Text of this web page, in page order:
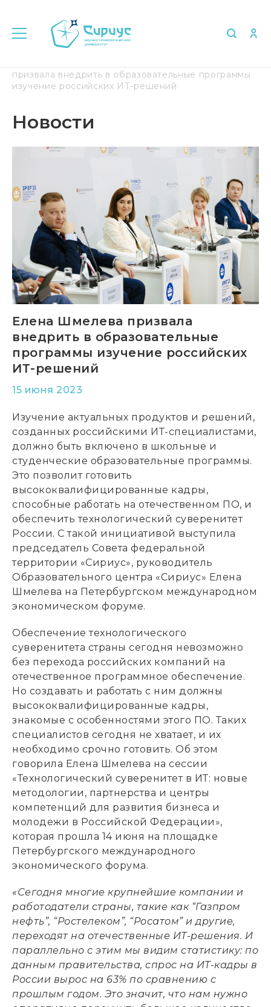
призвала внедрить в образовательные программы
изучение российских ИТ-решений
Новости
Елена Шмелева призвала
внедрить в образовательные
программы изучение российских
ИТ-решений
15 июня 2023
Изучение актуальных продуктов и решений,
созданных российскими ИТ-специалистами,
должно быть включено в школьные и
студенческие образовательные программы.
Это позволит готовить
высококвалифицированные кадры,
способные работать на отечественном ПО, и
обеспечить технологический суверенитет
России. С такой инициативой выступила
председатель Совета федеральной
территории «Сириус», руководитель
Образовательного центра «Сириус» Елена
Шмелева на Петербургском международном
экономическом форуме.
Обеспечение технологического
суверенитета страны сегодня невозможно
без перехода российских компаний на
отечественное программное обеспечение.
Но создавать и работать с ним должны
высококвалифицированные кадры,
знакомые с особенностями этого ПО. Таких
специалистов сегодня не хватает, и их
необходимо срочно готовить. Об этом
говорила Елена Шмелева на сессии
«Технологический суверенитет в ИТ: новые
методологии, партнерства и центры
компетенций для развития бизнеса и
молодежи в Российской Федерации»,
которая прошла 14 июня на площадке
Петербургского международного
экономического форума.
«Сегодня многие крупнейшие компании и
работодатели страны, такие как “Газпром
нефть”, “Ростелеком”, “Росатом” и другие,
переходят на отечественные ИТ-решения. И
параллельно с этим мы видим статистику: по
данным правительства, спрос на ИТ-кадры в
России вырос на 63% по сравнению с
прошлым годом. Это значит, что нам нужно